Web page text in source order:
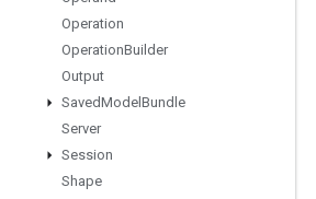
Operation
OperationBuilder
Output
SavedModel Bundle
Server
Session
Shape